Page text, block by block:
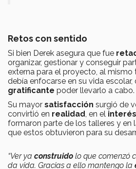
Retos con sentido
Si bien Derek asegura que fue
organizar, gestionar y conseguir
externa para el proyecto, al mismo
debía enfocarse en su vida
gratificante poder llevarlo a cabo.
Su mayor satisfacción surgió de
convirtió en realidad , en el interés
formaron parte de los talleres y en
que estos obtuvieron para su
“Ver ya construido lo que comenzó
da vida. Gracias a ello mantengo la